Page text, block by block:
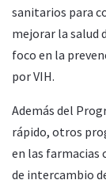
sanitarios para
mejorar la salud
foco en la
por VIH.
Además del
rápido, otros
en las farmacias
de intercambio